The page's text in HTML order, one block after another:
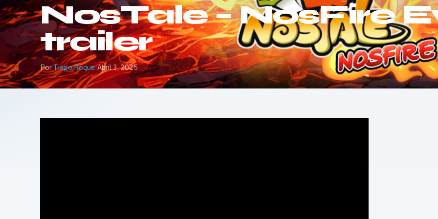
NosTale – NosFire
trailer
PorTiago Roque·Abril 3, 2025